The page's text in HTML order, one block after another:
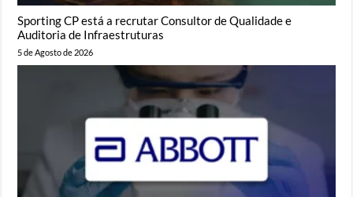
Sporting CP está a recrutar Consultor de Qualidade e
Auditoria de Infraestruturas
5 de Agosto de 2026